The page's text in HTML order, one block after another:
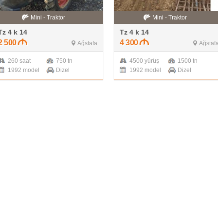
Mini - Traktor
4 k 14
500 Ağstafa
260 saat
750 tn
1992 model
Dizel
Mini - Traktor
Tz 4 k 14
4 300
4500 yürüş
1500 tn
1992 model
Dizel